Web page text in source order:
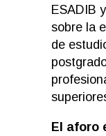
ESADIB
sobre la
de
El aforo